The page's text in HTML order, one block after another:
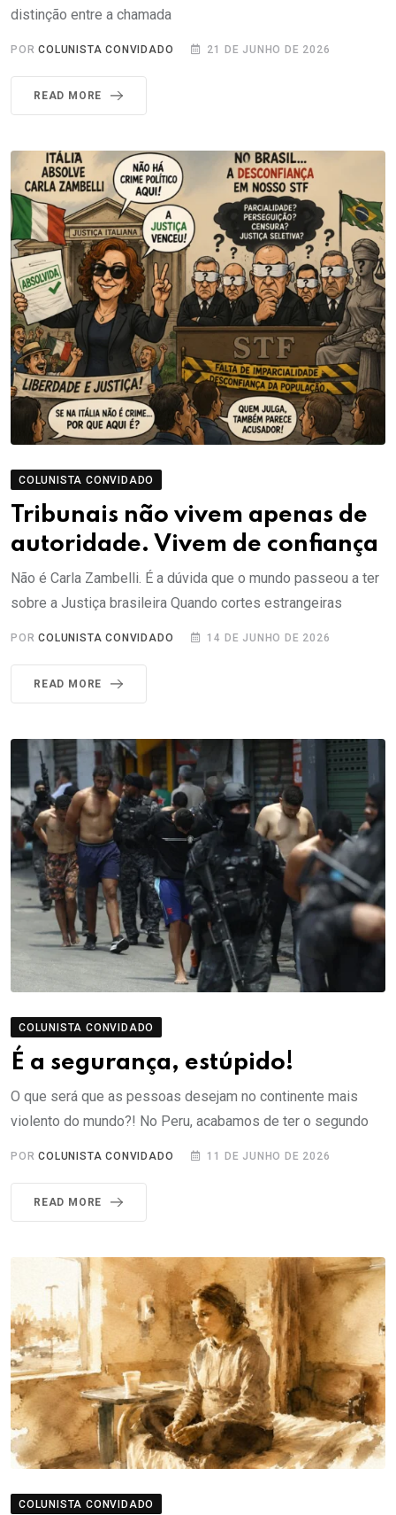
distinção entre a chamada
PORCOLUNISTA CONVIDADO 21 DE JUNHO DE 2026
READ MORE
COLUNISTA CONVIDADO
Tribunais não vivem apenas de
autoridade. Vivem de confiança
Não é Carla Zambelli. É a dúvida que o mundo passeou a ter
sobre a Justiça brasileira Quando cortes estrangeiras
PORCOLUNISTA CONVIDADO 14 DE JUNHO DE 2026
READ MORE
COLUNISTA CONVIDADO
É a segurança, estúpido!
O que será que as pessoas desejam no continente mais
violento do mundo?! No Peru, acabamos de ter o segundo
PORCOLUNISTA CONVIDADO 11 DE JUNHO DE 2026
READ MORE
COLUNISTA CONVIDADO